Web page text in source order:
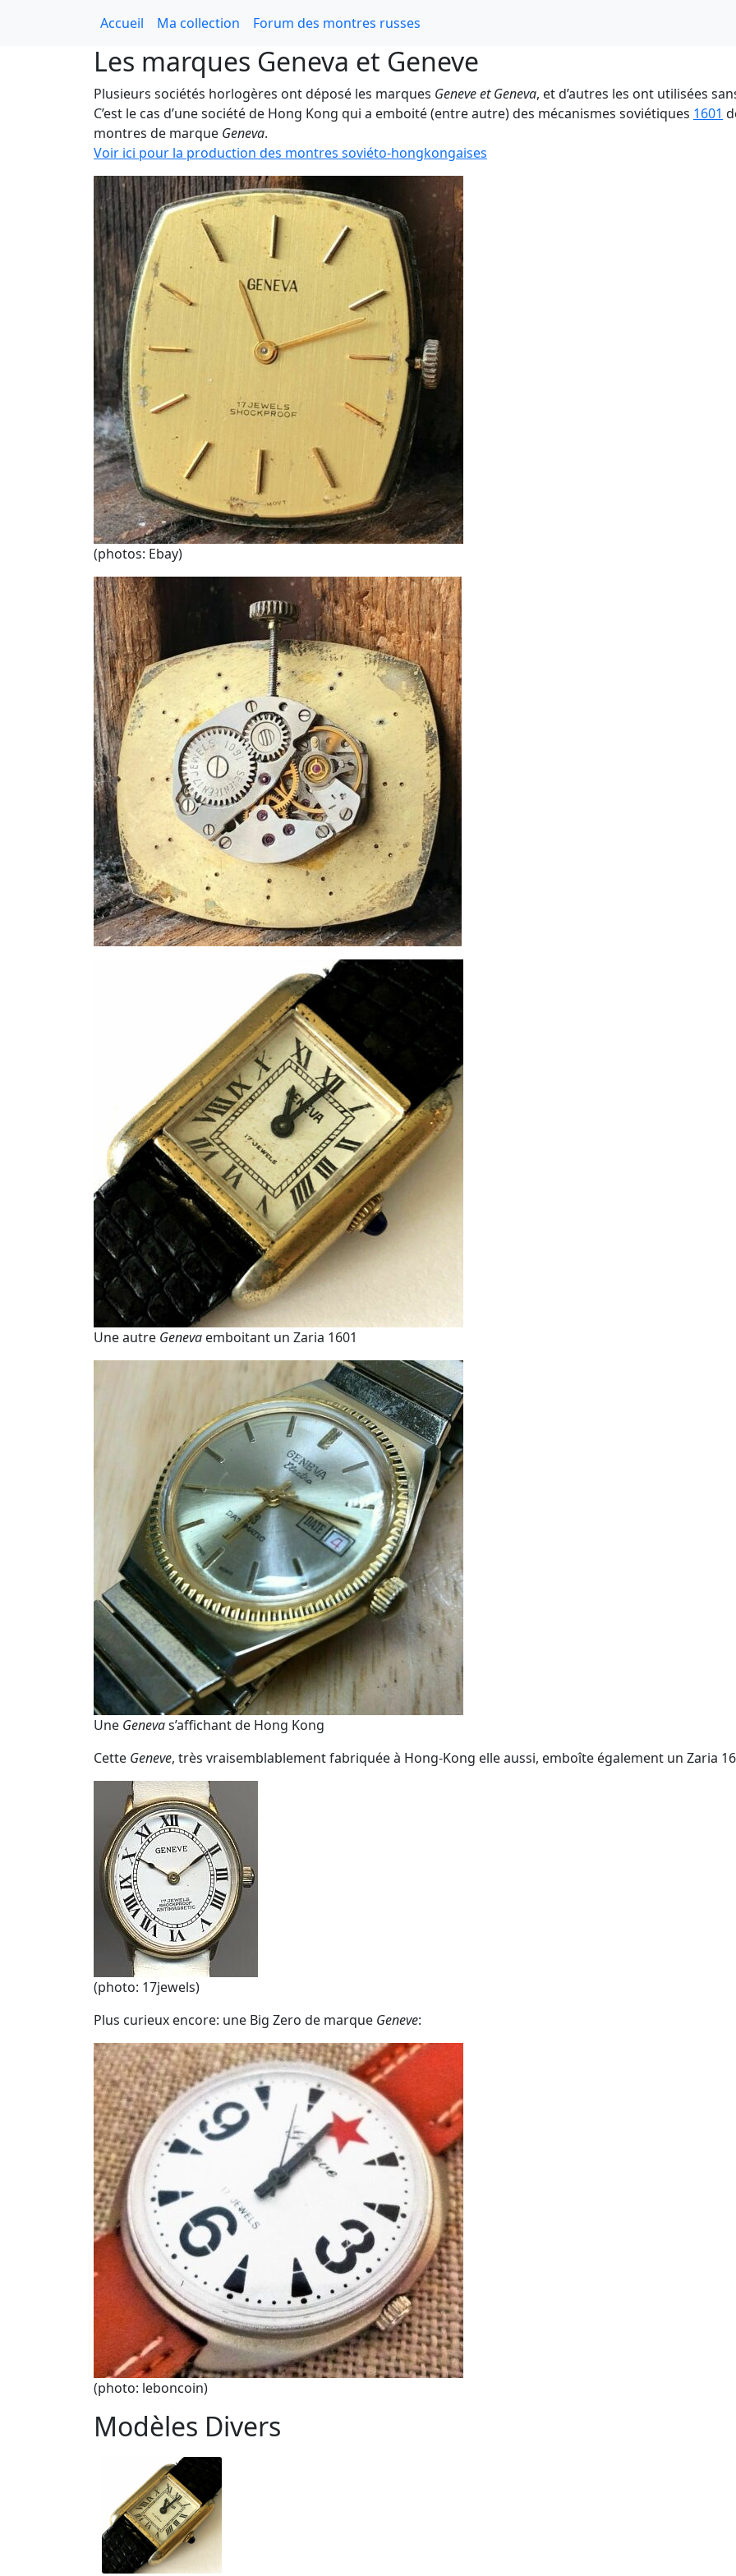
Accueil Ma collection Forum des montres russes
Les marques Geneva et Geneve
Plusieurs sociétés horlogères ont déposé les marques Geneve et Geneva, et d’autres les ont utilisées
C’est le cas d’une société de Hong Kong qui a emboité (entre autre) des mécanismes soviétiques 1601
montres de marque Geneva.
Voir ici pour la production des montres soviéto-hongkongaises
(photos: Ebay)
Une autre Geneva emboitant un Zaria 1601
Une Genevas’affichant de Hong Kong
Cette Geneve, très vraisemblablement fabriquée à Hong-Kong elle aussi, emboîte également un Zaria
(photo: 17jewels)
Plus curieux encore: une Big Zero de marque Geneve:
(photo: leboncoin)
Modèles Divers